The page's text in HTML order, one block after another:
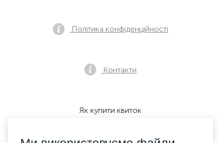
Політика конфіденційності
Контакти
Як купити квиток